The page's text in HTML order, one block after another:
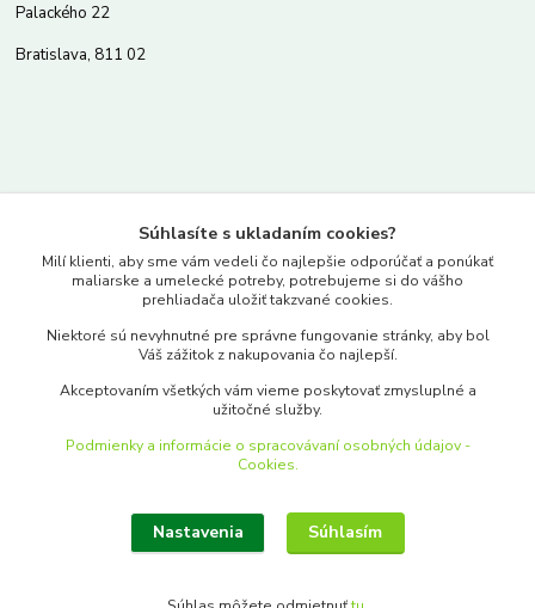
Palackého 22
Bratislava, 811 02
www.merkantil.sk
Pondelok-Piatok: 9.00-17.00hod.
objednavky@merkantil-obchod.sk
Upraviť zber cookies.
Súhlasíte s ukladaním cookies?
Milí klienti, aby sme vám vedeli čo najlepšie odporúčať a ponúkať
maliarske a umelecké potreby, potrebujeme si do vášho
prehliadača uložiť takzvané cookies.
Niektoré sú nevyhnutné pre správne fungovanie stránky, aby bol
Váš zážitok z nakupovania čo najlepší.
Akceptovaním všetkých vám vieme poskytovať zmysluplné a
užitočné služby.
Podmienky a informácie o spracovávaní osobných údajov -
Cookies.
Nastavenia Súhlasím